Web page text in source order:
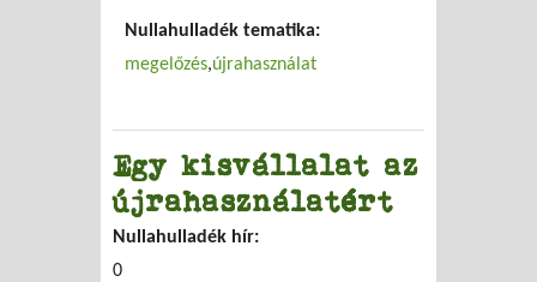
Nullahulladék tematika:
megelőzés újrahasználat
Egy kisvállalat az
újrahasználatért
Nullahulladék hír:
0